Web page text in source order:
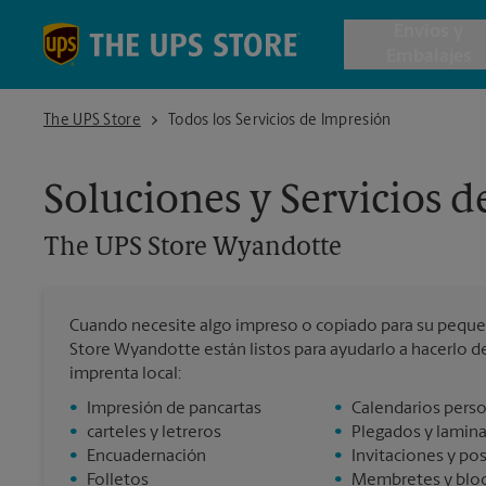
Cajas de
Envío
Todos los
The UPS Store
The UPS Store WyandotteTodos los Servicios de Impresión
Soluciones y Servicios
The UPS Store Wyandotte
Cuando necesite algo impreso o copiado para su
Store Wyandotte están listos para ayudarlo a hacerlo
imprenta local:
•
Impresión de pancartas
•
carteles y letreros
•
Encuadernación
•
Folletos
• Calendarios
•
Plegados y
•
Invitaciones y
•
Membretes y